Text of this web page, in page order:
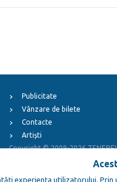
Publicitate
Vânzare de bilete
Contacte
Artiști
Copyright © 2009-2026
experiența utilizatorului.